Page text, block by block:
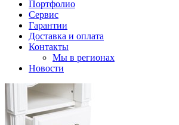
Портфолио
Сервис
Гарантии
Доставка и оплата
Контакты
Мы в регионах
Новости